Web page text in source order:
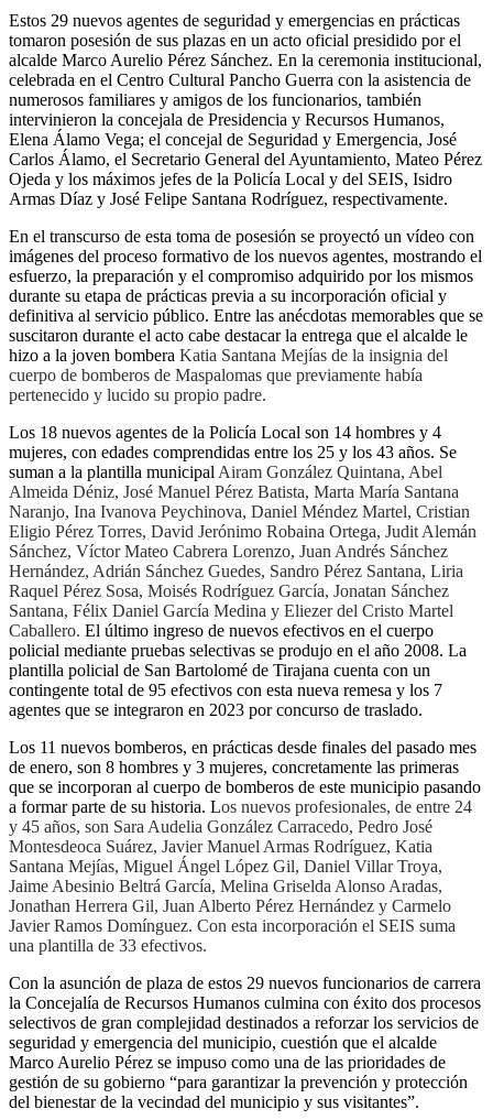
Estos 29 nuevos agentes de seguridad y emergencias en prácticas
tomaron posesión de sus plazas en un acto oficial presidido por el
alcalde Marco Aurelio Pérez Sánchez. En la ceremonia institucional,
celebrada en el Centro Cultural Pancho Guerra con la asistencia de
numerosos familiares y amigos de los funcionarios, también
intervinieron la concejala de Presidencia y Recursos Humanos,
Elena Álamo Vega; el concejal de Seguridad y Emergencia, José
Carlos Álamo, el Secretario General del Ayuntamiento, Mateo Pérez
Ojeda y los máximos jefes de la Policía Local y del SEIS, Isidro
Armas Díaz y José Felipe Santana Rodríguez, respectivamente.
En el transcurso de esta toma de posesión se proyectó un vídeo con
imágenes del proceso formativo de los nuevos agentes, mostrando el
esfuerzo, la preparación y el compromiso adquirido por los mismos
durante su etapa de prácticas previa a su incorporación oficial y
definitiva al servicio público. Entre las anécdotas memorables que se
suscitaron durante el acto cabe destacar la entrega que el alcalde le
hizo a la joven bombera Katia Santana Mejías de la insignia del
cuerpo de bomberos de Maspalomas que previamente había
pertenecido y lucido su propio padre.
Los 18 nuevos agentes de la Policía Local son 14 hombres y 4
mujeres, con edades comprendidas entre los 25 y los 43 años. Se
suman a la plantilla municipal Airam González Quintana, Abel
Almeida Déniz, José Manuel Pérez Batista, Marta María Santana
Naranjo, Ina Ivanova Peychinova, Daniel Méndez Martel, Cristian
Eligio Pérez Torres, David Jerónimo Robaina Ortega, Judit Alemán
Sánchez, Víctor Mateo Cabrera Lorenzo, Juan Andrés Sánchez
Hernández, Adrián Sánchez Guedes, Sandro Pérez Santana, Liria
Raquel Pérez Sosa, Moisés Rodríguez García, Jonatan Sánchez
Santana, Félix Daniel García Medina y Eliezer del Cristo Martel
Caballero. El último ingreso de nuevos efectivos en el cuerpo
policial mediante pruebas selectivas se produjo en el año 2008. La
plantilla policial de San Bartolomé de Tirajana cuenta con un
contingente total de 95 efectivos con esta nueva remesa y los 7
agentes que se integraron en 2023 por concurso de traslado.
Los 11 nuevos bomberos, en prácticas desde finales del pasado mes
de enero, son 8 hombres y 3 mujeres, concretamente las primeras
que se incorporan al cuerpo de bomberos de este municipio pasando
a formar parte de su historia. Los nuevos profesionales, de entre 24
y 45 años, son Sara Audelia González Carracedo, Pedro José
Montesdeoca Suárez, Javier Manuel Armas Rodríguez, Katia
Santana Mejías, Miguel Ángel López Gil, Daniel Villar Troya,
Jaime Abesinio Beltrá García, Melina Griselda Alonso Aradas,
Jonathan Herrera Gil, Juan Alberto Pérez Hernández y Carmelo
Javier Ramos Domínguez. Con esta incorporación el SEIS suma
una plantilla de 33 efectivos.
Con la asunción de plaza de estos 29 nuevos funcionarios de carrera
la Concejalía de Recursos Humanos culmina con éxito dos procesos
selectivos de gran complejidad destinados a reforzar los servicios de
seguridad y emergencia del municipio, cuestión que el alcalde
Marco Aurelio Pérez se impuso como una de las prioridades de
gestión de su gobierno “para garantizar la prevención y protección
del bienestar de la vecindad del municipio y sus visitantes”.